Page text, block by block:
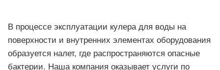
В процессе эксплуатации кулера для воды на
поверхности и внутренних элементах оборудования
образуется налет, где распространяются опасные
бактерии. Наша компания оказывает услуги по